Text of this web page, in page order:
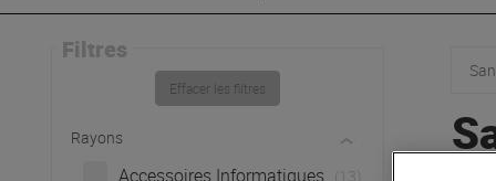
Filtres
Effacer les filtres
Rayons
Accessoires Informatiques
(13)